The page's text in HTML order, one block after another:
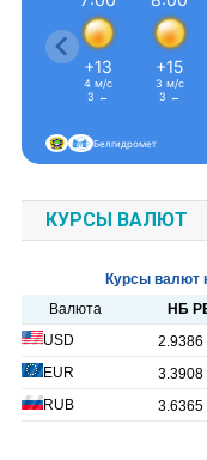
+13
4 м/с
З ←
+15
3 м/с
З ←
Белгидромет
КУРСЫ ВАЛЮТ